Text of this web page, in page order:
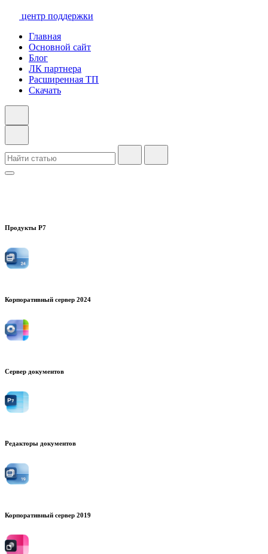
центр поддержки
Главная
Основной сайт
Блог
ЛК партнера
Расширенная ТП
Скачать
Продукты Р7
Корпоративный сервер 2024
Сервер документов
Редакторы документов
Корпоративный сервер 2019